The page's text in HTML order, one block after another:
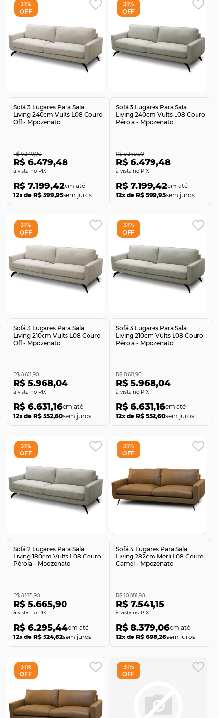
31%
OFF
Sofá 3 Lugares Para Sala
Living 240cm Vults L08 Couro
Off - Mpozenato
R$ 6.479,48
no PIX
R$ 9.349,90
R$ 7.199,42
12x de R$ 599,95sem juros
31%
OFF
Sofá 3 Lugares Para Sala
Living 240cm Vults L08 Couro
Pérola - Mpozenato
R$ 6.479,48
no PIX
R$ 9.349,90
R$ 7.199,42
12x de R$ 599,95sem juros
31%
OFF
Sofá 3 Lugares Para Sala
Living 210cm Vults L08 Couro
Off - Mpozenato
R$ 5.968,04
no PIX
R$ 8.611,90
R$ 6.631,16
12x de R$ 552,60sem juros
31%
OFF
Sofá 3 Lugares Para Sala
Living 210cm Vults L08 Couro
Pérola - Mpozenato
R$ 5.968,04
no PIX
R$ 8.611,90
R$ 6.631,16
12x de R$ 552,60sem juros
31%
OFF
Sofá 2 Lugares Para Sala
Living 180cm Vults L08 Couro
Pérola - Mpozenato
R$ 5.665,90
no PIX
R$ 8.175,90
R$ 6.295,44
12x de R$ 524,62sem juros
31%
OFF
Sofá 4 Lugares Para Sala
Living 282cm Merli L08 Couro
Camel - Mpozenato
R$ 7.541,15
no PIX
R$ 10.881,90
R$ 8.379,06
12x de R$ 698,26sem juros
31%
OFF
31%
OFF